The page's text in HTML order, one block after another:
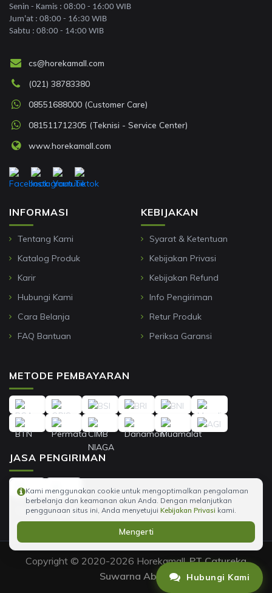
Hubungi Kami
Senin - Kamis : 08:00 - 16:00 WIB
Jum'at : 08:00 - 16:30 WIB
Sabtu : 08:00 - 14:00 WIB
INFORMASI
Tentang Kami
Katalog Produk
Karir
Hubungi Kami
Cara Belanja
FAQ Bantuan
KEBIJAKAN
Syarat & Ketentuan
Kebijakan Privasi
Kebijakan Refund
Info Pengiriman
Retur Produk
Periksa Garansi
cs@horekamall.com
(021) 38783380
08551688000 (Customer Care)
081511712305 (Teknisi - Service Center)
www.horekamall.com
METODE PEMBAYARAN
JASA PENGIRIMAN
Copyright © 2020-2026 Horekamall,PT Catureka
Suwarna Abadi.
Kami menggunakan cookie untuk mengoptimalkan pengalaman
berbelanja dan keamanan akun Anda. Dengan melanjutkan
penggunaan situs ini, Anda menyetujui Kebijakan Privasi kami.
Mengerti